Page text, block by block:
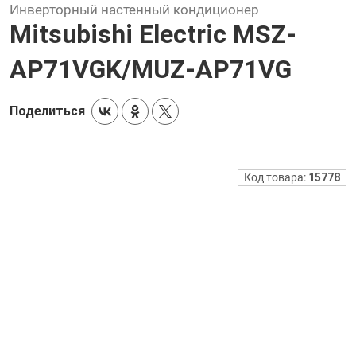
Инверторный настенный кондиционер
Mitsubishi Electric MSZ-
AP71VGK/MUZ-AP71VG
Поделиться
Код товара: 15778